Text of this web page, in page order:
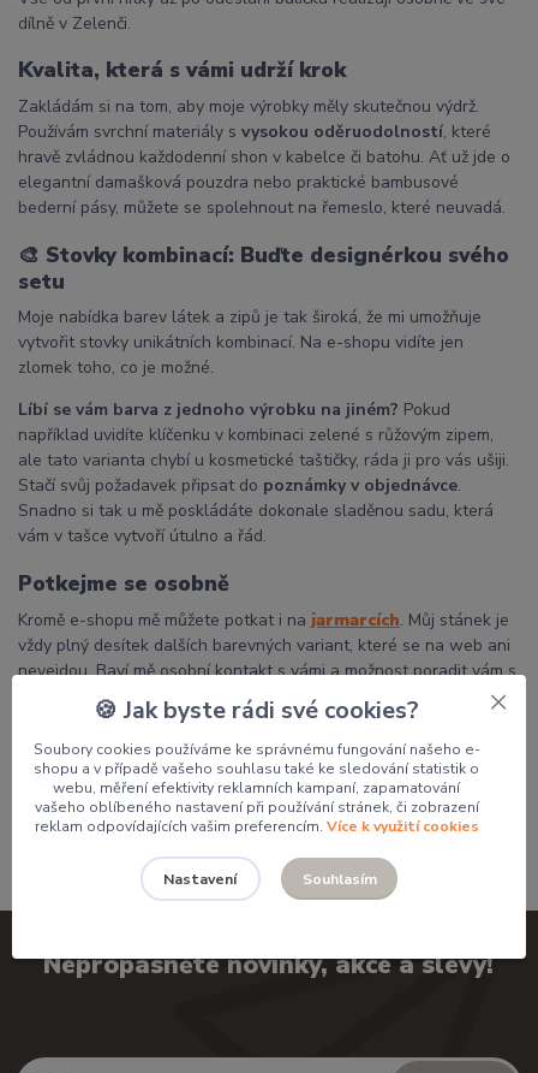
dílně v Zelenči.
Kvalita, která s vámi udrží krok
Zakládám si na tom, aby moje výrobky měly skutečnou výdrž.
Používám svrchní materiály s vysokou oděruodolností, které
hravě zvládnou každodenní shon v kabelce či batohu. Ať už jde o
elegantní damašková pouzdra nebo praktické bambusové
bederní pásy, můžete se spolehnout na řemeslo, které neuvadá.
🎨 Stovky kombinací: Buďte designérkou svého
setu
Moje nabídka barev látek a zipů je tak široká, že mi umožňuje
vytvořit stovky unikátních kombinací. Na e-shopu vidíte jen
zlomek toho, co je možné.
Líbí se vám barva z jednoho výrobku na jiném? Pokud
například uvidíte klíčenku v kombinaci zelené s růžovým zipem,
ale tato varianta chybí u kosmetické taštičky, ráda ji pro vás ušiji.
Stačí svůj požadavek připsat do poznámky v objednávce.
Snadno si tak u mě poskládáte dokonale sladěnou sadu, která
vám v tašce vytvoří útulno a řád.
Potkejme se osobně
Kromě e-shopu mě můžete potkat i na jarmarcích. Můj stánek je
vždy plný desítek dalších barevných variant, které se na web ani
nevejdou. Baví mě osobní kontakt s vámi a možnost poradit vám s
výběrem přímo na místě.
Děkuji, že podporujete poctivou českou tvorbu a dáváte mým
výrobkům domov.
Pavlína
Nepropásněte novinky, akce a slevy!
🍪 Jak byste rádi své cookies?
Soubory cookies používáme ke správnému fungování našeho e-
shopu a v případě vašeho souhlasu také ke sledování statistik o
webu, měření efektivity reklamních kampaní, zapamatování
vašeho oblíbeného nastavení při používání stránek, či zobrazení
reklam odpovídajících vašim preferencím. Více k využití cookies
Nastavení Souhlasím